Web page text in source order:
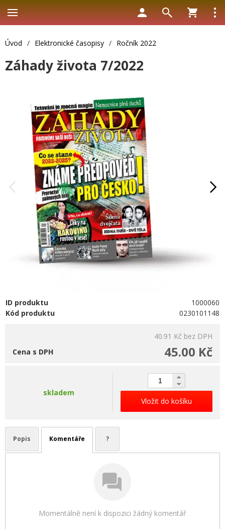
Úvod / Elektronické časopisy / Ročník 2022
Záhady života 7/2022
ID produktu
1000060
Kód produktu
0230101148
40.91 Kč bez DPH
45.00 Kč
Cena s DPH
skladem
Vložit do košíku
Popis Komentáře ?
Momentálně není k dispozici žádný komentář